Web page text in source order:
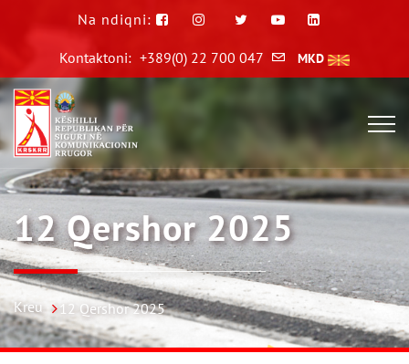
Na ndiqni:
Kontaktoni: +389(0) 22 700 047 MKD
12 Qershor 2025
Kreu 12 Qershor 2025